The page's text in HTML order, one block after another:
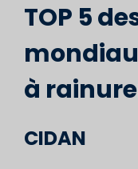
TOP 5
à
CIDAN